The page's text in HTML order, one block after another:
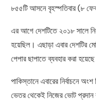
৮৫৫টি আসনে বৃহস্পতিবার (৮
এর আগে দেশটিতে ২০১৮ সালে
হয়েছিল। এছাড়া এবার দেশটির
পেপার ছাপাতে ব্যবহার করা
পাকিস্তানে এবারের নির্বাচনে
ভেতর থেকেই নিজের ভোট প্রদান